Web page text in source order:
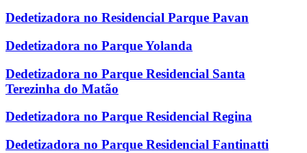
Dedetizadora no Residencial Parque Pavan
Dedetizadora no Parque Yolanda
Dedetizadora no Parque Residencial Santa
Terezinha do Matão
Dedetizadora no Parque Residencial Regina
Dedetizadora no Parque Residencial Fantinatti